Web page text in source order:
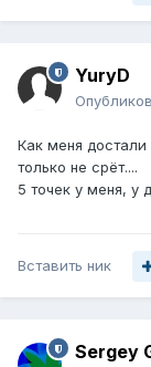
YuryD
Как меня
только не срёт....
5 точек у меня, у
Вставить ник
Sergey